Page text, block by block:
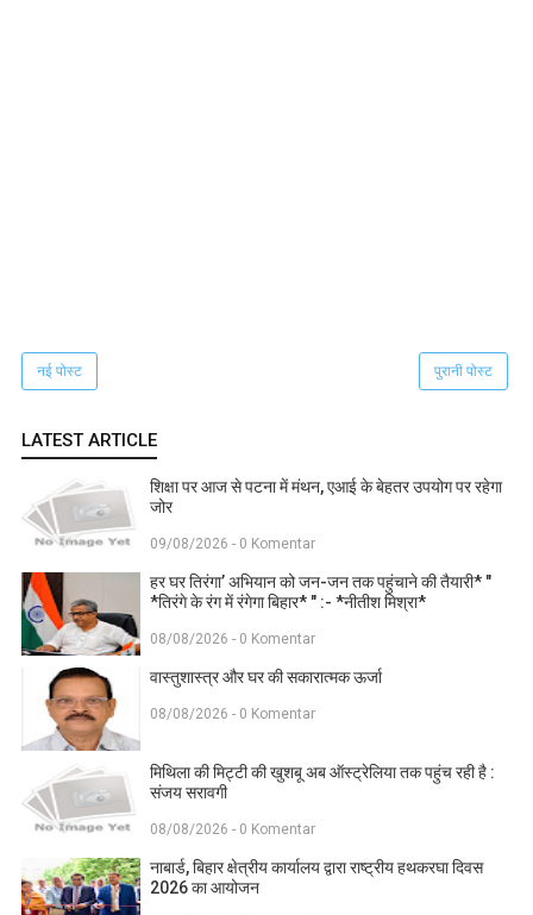
नई पोस्ट पुरानी पोस्ट
LATEST ARTICLE
शिक्षा पर आज से पटना में मंथन, एआई के बेहतर उपयोग पर रहेगा
जोर
09/08/2026 - 0 Komentar
हर घर तिरंगा’ अभियान को जन-जन तक पहुंचाने की तैयारी* "
*तिरंगे के रंग में रंगेगा बिहार* " :- *नीतीश मिश्रा*
08/08/2026 - 0 Komentar
वास्तुशास्त्र और घर की सकारात्मक ऊर्जा
08/08/2026 - 0 Komentar
मिथिला की मिट्टी की खुशबू अब ऑस्ट्रेलिया तक पहुंच रही है :
संजय सरावगी
08/08/2026 - 0 Komentar
नाबार्ड, बिहार क्षेत्रीय कार्यालय द्वारा राष्ट्रीय हथकरघा दिवस
2026 का आयोजन